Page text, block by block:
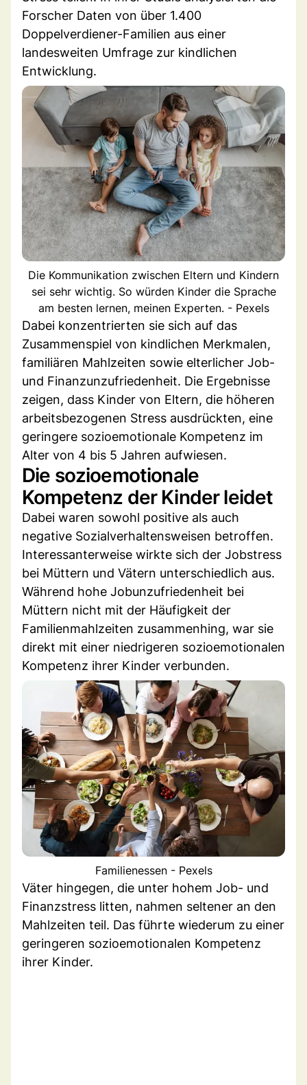
Forscher Daten von über 1.400
Doppelverdiener-Familien aus einer
landesweiten Umfrage zur kindlichen
Entwicklung.
Die Kommunikation zwischen Eltern und Kindern
sei sehr wichtig. So würden Kinder die Sprache
am besten lernen, meinen Experten. - Pexels
Dabei konzentrierten sie sich auf das
Zusammenspiel von kindlichen Merkmalen,
familiären Mahlzeiten sowie elterlicher Job-
und Finanzunzufriedenheit. Die Ergebnisse
zeigen, dass Kinder von Eltern, die höheren
arbeitsbezogenen Stress ausdrückten, eine
geringere sozioemotionale Kompetenz im
Alter von 4 bis 5 Jahren aufwiesen.
Die sozioemotionale
Kompetenz der Kinder leidet
Dabei waren sowohl positive als auch
negative Sozialverhaltensweisen betroffen.
Interessanterweise wirkte sich der Jobstress
bei Müttern und Vätern unterschiedlich aus.
Während hohe Jobunzufriedenheit bei
Müttern nicht mit der Häufigkeit der
Familienmahlzeiten zusammenhing, war sie
direkt mit einer niedrigeren sozioemotionalen
Kompetenz ihrer Kinder verbunden.
Familienessen - Pexels
Väter hingegen, die unter hohem Job- und
Finanzstress litten, nahmen seltener an den
Mahlzeiten teil. Das führte wiederum zu einer
geringeren sozioemotionalen Kompetenz
ihrer Kinder.